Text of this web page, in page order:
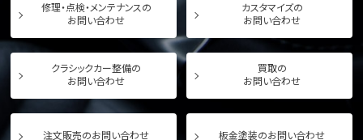
修理・点検・メンテナンスの
お問い合わせ
カスタマイズの
お問い合わせ
クラシックカー整備の
お問い合わせ
買取の
お問い合わせ
注文販売のお問い合わせ 板金塗装のお問い合わせ